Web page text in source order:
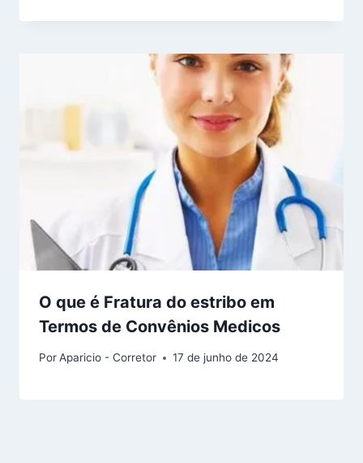
O que é Fratura do estribo em
Termos de Convênios Medicos
PorAparicio - Corretor 17 de junho de 2024